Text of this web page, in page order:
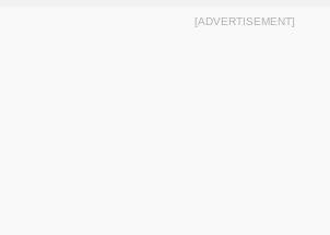
[ADVERTISEMENT]